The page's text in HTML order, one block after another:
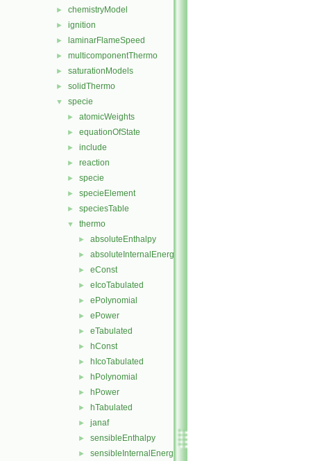
► chemistryModel
► ignition
► laminarFlameSpeed
► multicomponentThermo
► saturationModels
► solidThermo
▼ specie
► atomicWeights
► equationOfState
► include
► reaction
► specie
► specieElement
► speciesTable
▼ thermo
► absoluteEnthalpy
► absoluteInternalEnergy
► eConst
► eIcoTabulated
► ePolynomial
► ePower
► eTabulated
► hConst
► hIcoTabulated
► hPolynomial
► hPower
► hTabulated
► janaf
► sensibleEnthalpy
► sensibleInternalEnergy